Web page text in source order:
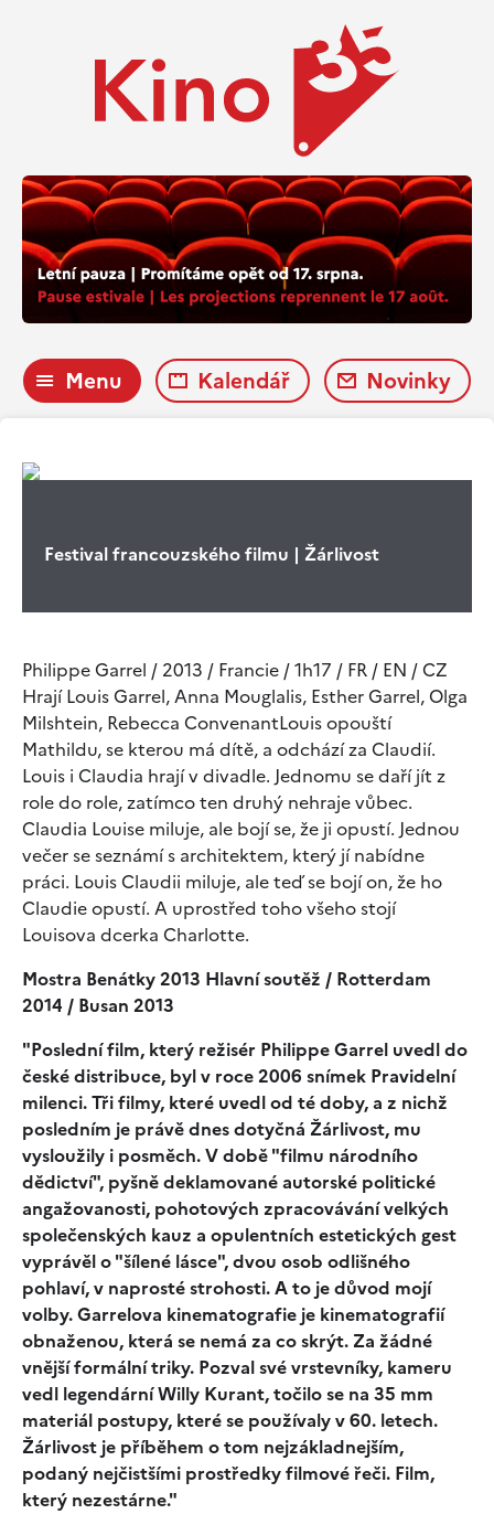
Menu Kalendář Novinky
Festival francouzského filmu | Žárlivost
Philippe Garrel / 2013 / Francie / 1h17 / FR / EN / CZ
Hrají Louis Garrel, Anna Mouglalis, Esther Garrel, Olga
Milshtein, Rebecca ConvenantLouis opouští
Mathildu, se kterou má dítě, a odchází za Claudií.
Louis i Claudia hrají v divadle. Jednomu se daří jít z
role do role, zatímco ten druhý nehraje vůbec.
Claudia Louise miluje, ale bojí se, že ji opustí. Jednou
večer se seznámí s architektem, který jí nabídne
práci. Louis Claudii miluje, ale teď se bojí on, že ho
Claudie opustí. A uprostřed toho všeho stojí
Louisova dcerka Charlotte.
Mostra Benátky 2013 Hlavní soutěž / Rotterdam
2014 / Busan 2013
"Poslední film, který režisér Philippe Garrel uvedl do
české distribuce, byl v roce 2006 snímek Pravidelní
milenci. Tři filmy, které uvedl od té doby, a z nichž
posledním je právě dnes dotyčná Žárlivost, mu
vysloužily i posměch. V době "filmu národního
dědictví", pyšně deklamované autorské politické
angažovanosti, pohotových zpracovávání velkých
společenských kauz a opulentních estetických gest
vyprávěl o "šílené lásce", dvou osob odlišného
pohlaví, v naprosté strohosti. A to je důvod mojí
volby. Garrelova kinematografie je kinematografií
obnaženou, která se nemá za co skrýt. Za žádné
vnější formální triky. Pozval své vrstevníky, kameru
vedl legendární Willy Kurant, točilo se na 35 mm
materiál postupy, které se používaly v 60. letech.
Žárlivost je příběhem o tom nejzákladnejším,
podaný nejčistšími prostředky filmové řeči. Film,
který nezestárne."